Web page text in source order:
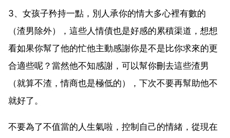
3、女孩子矜持一點，別人承你的情大多心裡有數的
（渣男除外），這些人情債也是好感的累積渠道，想想
看如果你幫了他的忙他主動感謝你是不是比你求來的更
合適些呢？當然他不知感謝，可以幫你刪去這些渣男
（就算不渣，情商也是極低的），下次不要再幫助他不
就好了。
不要為了不值當的人生氣啦，控制自己的情緒，從現在